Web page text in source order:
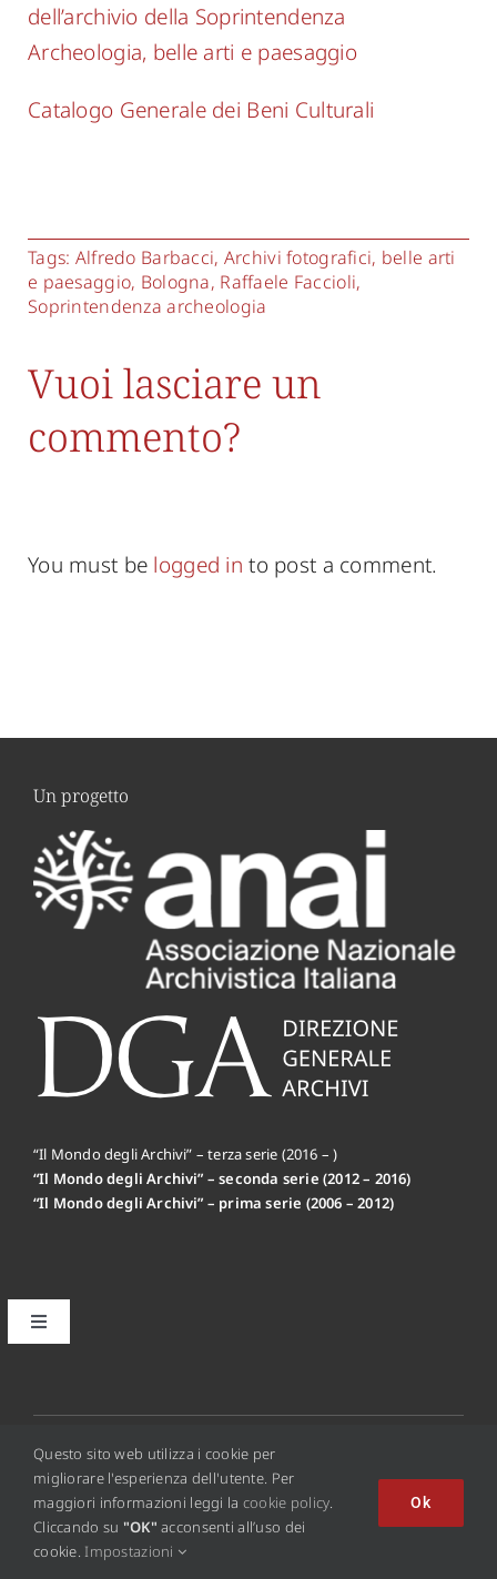
dell’archivio della Soprintendenza
Archeologia, belle arti e paesaggio
Catalogo Generale dei Beni Culturali
Tags: Alfredo Barbacci, Archivi fotografici, belle arti
e paesaggio, Bologna, Raffaele Faccioli,
Soprintendenza archeologia
Vuoi lasciare un
commento?
You must be logged in to post a comment.
Un progetto
“Il Mondo degli Archivi” – terza serie (2016 – )
“Il Mondo degli Archivi” – seconda serie (2012 – 2016)
“Il Mondo degli Archivi” – prima serie (2006 – 2012)
Toggle
Disclaimer
Privacy Policy
© 2012 - 2026 • Copyright © 2016 Il Mondo Degli Archivi
Online - ISSN 2284-0494
Questo sito web utilizza i cookie per
migliorare l'esperienza dell'utente. Per
maggiori informazioni leggi la cookie policy.
Cliccando su "OK" acconsenti all’uso dei
cookie. Impostazioni
Ok